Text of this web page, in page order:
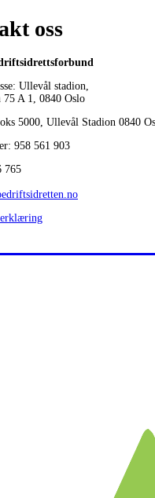
oss
Ullevål stadion,
75 A 1, 0840 Oslo
5000, Ullevål Stadion 0840
958 561 903
765